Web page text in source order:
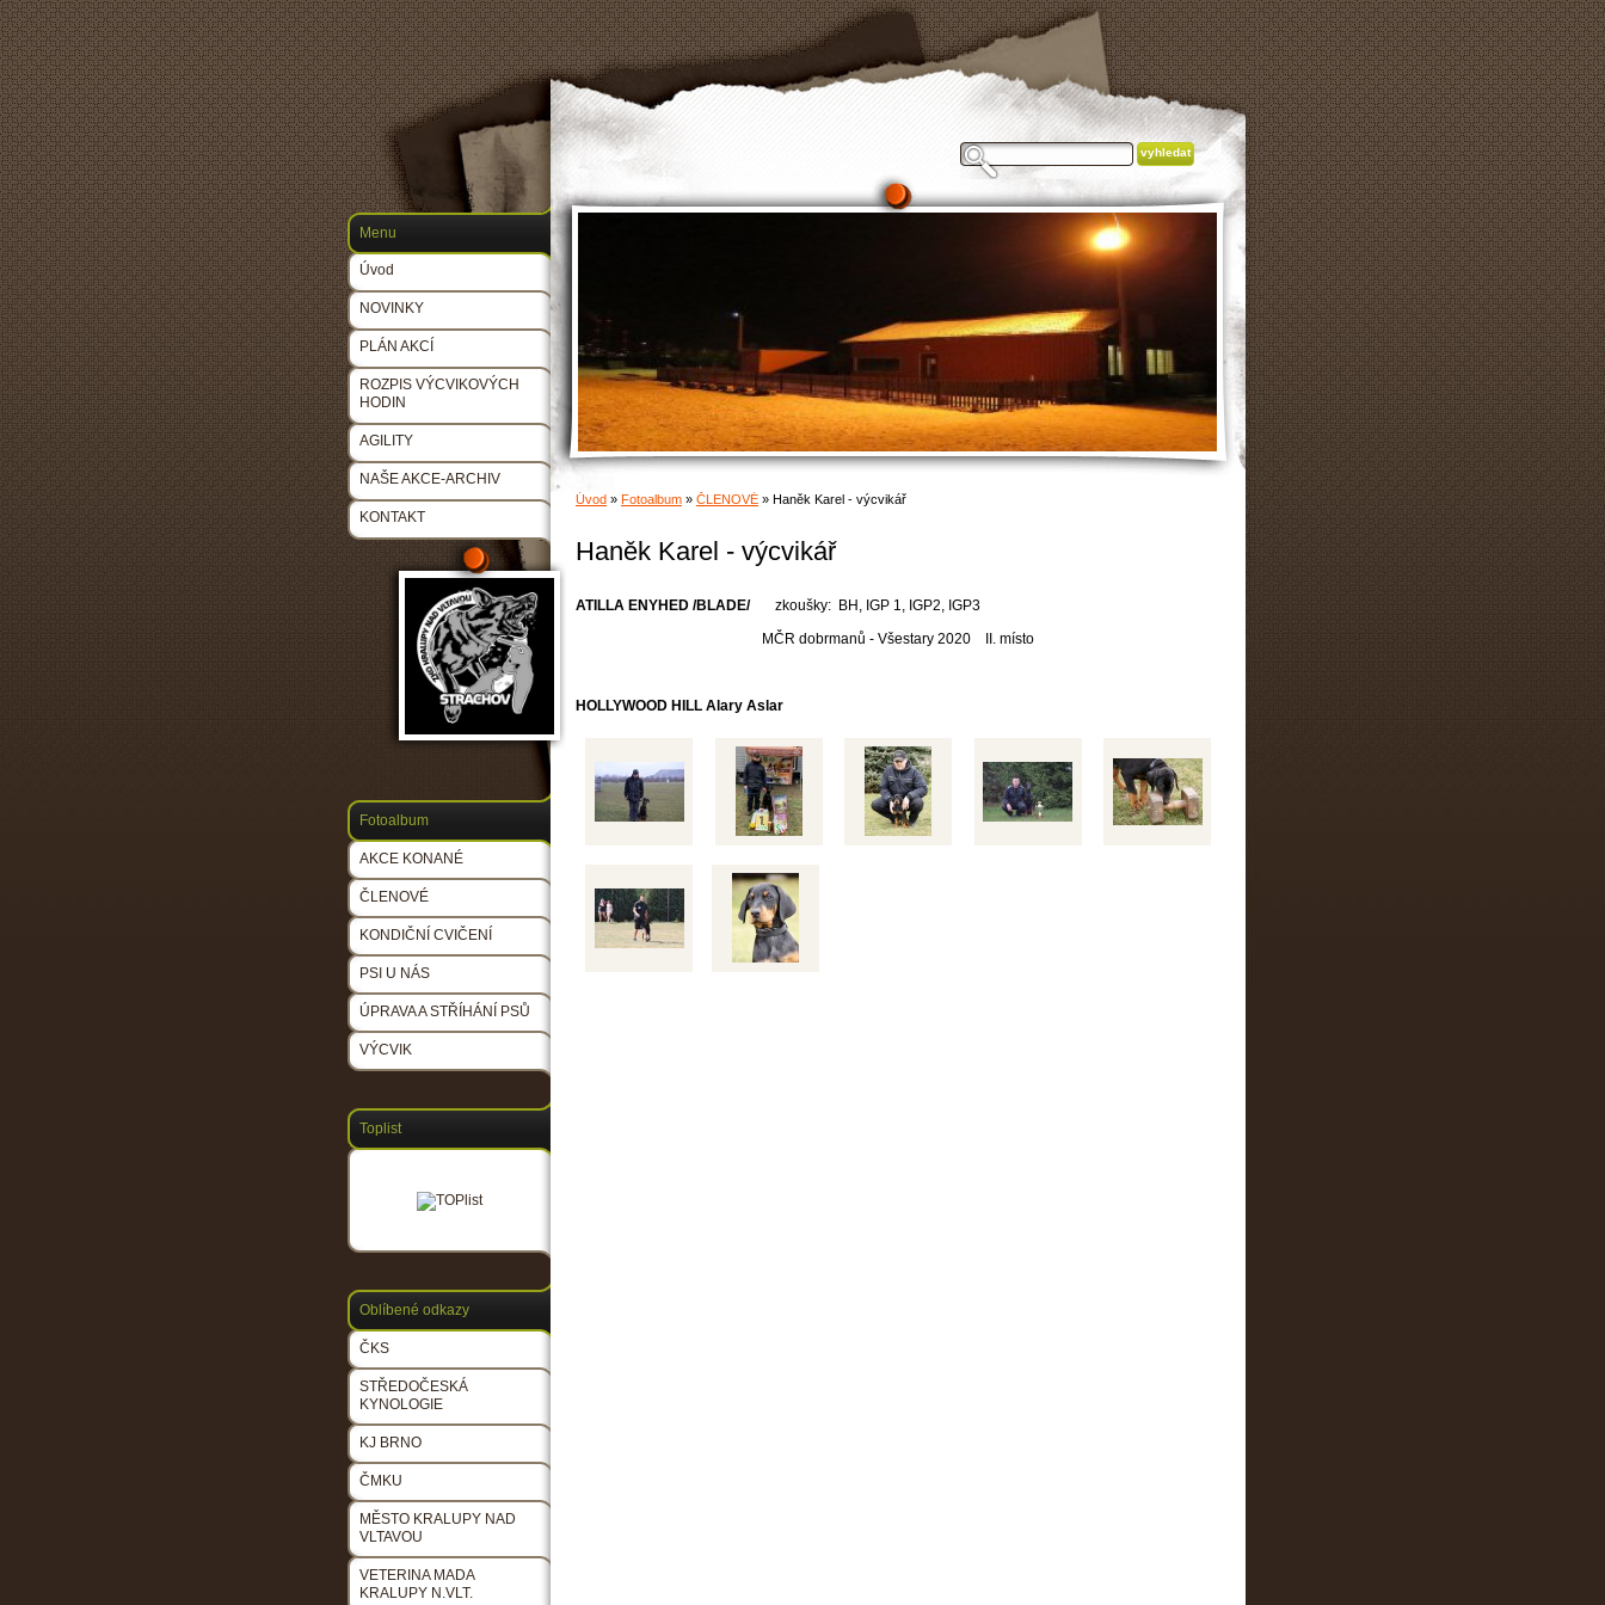
Úvod » Fotoalbum » ČLENOVÉ » Haněk Karel - výcvikář
Haněk Karel - výcvikář
ATILLA ENYHED /BLADE/
zkoušky: BH, IGP 1, IGP2, IGP3
MČR dobrmanů - Všestary 2020 II. místo
HOLLYWOOD HILL Alary Aslar
Menu
Úvod
NOVINKY
PLÁN AKCÍ
ROZPIS VÝCVIKOVÝCH
HODIN
AGILITY
NAŠE AKCE-ARCHIV
KONTAKT
Fotoalbum
AKCE KONANÉ
ČLENOVÉ
KONDIČNÍ CVIČENÍ
PSI U NÁS
ÚPRAVA A STŘÍHÁNÍ PSŮ
VÝCVIK
Toplist
Oblíbené odkazy
ČKS
STŘEDOČESKÁ
KYNOLOGIE
KJ BRNO
ČMKU
MĚSTO KRALUPY NAD
VLTAVOU
VETERINA MADA
KRALUPY N.VLT.